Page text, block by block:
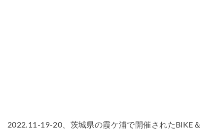
2022.11-19-20、茨城県の霞ケ浦で開催されたBIKE＆